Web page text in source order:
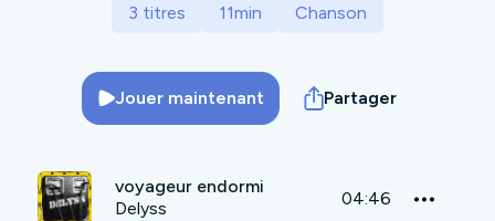
3 titres 11min Chanson
Jouer maintenant Partager
voyageur endormi
Delyss
04:46